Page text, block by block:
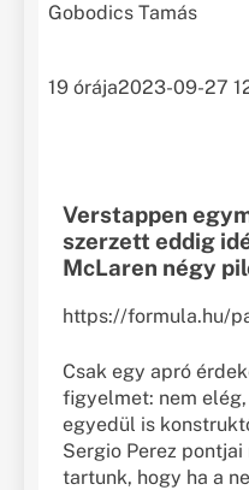
Gobodics Tamás
19 órája2023-09-27
Verstappen
szerzett eddig
McLaren négy
https://formula.hu/
Csak egy apró
figyelmet: nem
egyedül is
Sergio Perez
tartunk, hogy ha a